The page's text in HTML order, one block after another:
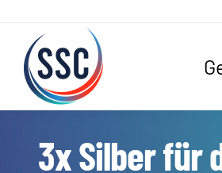
springen
UNSER VEREIN
3x Silber für